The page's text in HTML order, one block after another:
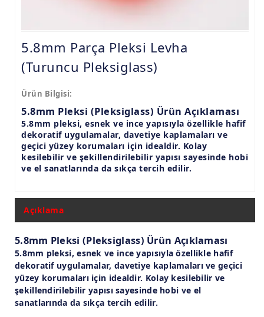
5.8mm Parça Pleksi Levha
(Turuncu Pleksiglass)
Ürün Bilgisi:
5.8mm Pleksi (Pleksiglass) Ürün Açıklaması
5.8mm pleksi, esnek ve ince yapısıyla özellikle hafif
dekoratif uygulamalar, davetiye kaplamaları ve
geçici yüzey korumaları için idealdir. Kolay
kesilebilir ve şekillendirilebilir yapısı sayesinde hobi
ve el sanatlarında da sıkça tercih edilir.
Açıklama
5.8mm Pleksi (Pleksiglass) Ürün Açıklaması
5.8mm pleksi, esnek ve ince yapısıyla özellikle hafif
dekoratif uygulamalar, davetiye kaplamaları ve geçici
yüzey korumaları için idealdir. Kolay kesilebilir ve
şekillendirilebilir yapısı sayesinde hobi ve el
sanatlarında da sıkça tercih edilir.